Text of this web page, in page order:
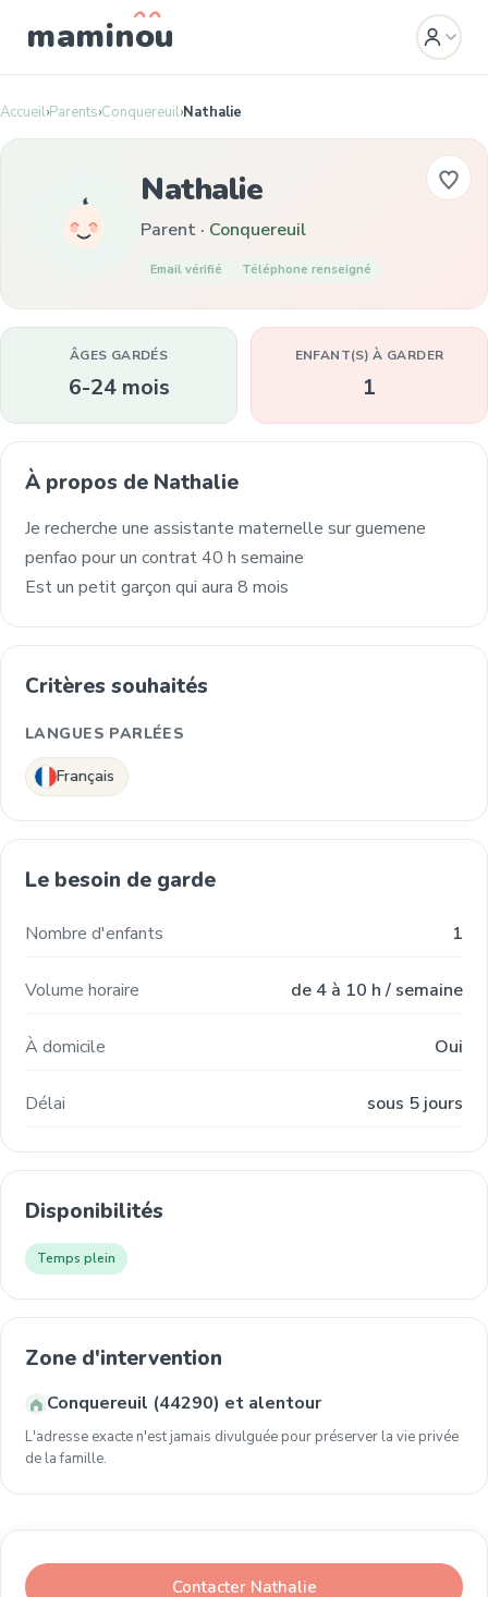
maminou
Accueil›Parents›Conquereuil›Nathalie
Nathalie
Parent · Conquereuil
Email vérifié Téléphone renseigné
ÂGES GARDÉS
6-24 mois
ENFANT(S) À GARDER
1
À propos de Nathalie
Je recherche une assistante maternelle sur guemene
penfao pour un contrat 40 h semaine
Est un petit garçon qui aura 8 mois
Critères souhaités
LANGUES PARLÉES
Français
Le besoin de garde
Nombre d'enfants 1
Volume horaire de 4 à 10 h / semaine
À domicile Oui
Délai sous 5 jours
Disponibilités
Temps plein
Zone d'intervention
Conquereuil (44290) et alentour
L'adresse exacte n'est jamais divulguée pour préserver la vie privée
de la famille.
Contacter Nathalie